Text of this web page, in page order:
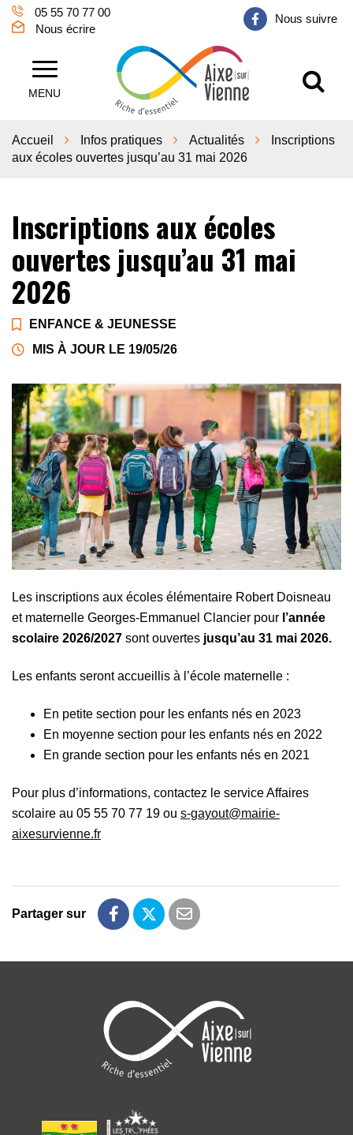
Gestion des traceurs
05 55 70 77 00
Nous écrire
Nous suivre
MENU Aixe sur Vienne
Accueil Infos pratiques Actualités
Inscriptions
aux écoles ouvertes jusqu’au 31 mai 2026
Inscriptions aux écoles
ouvertes jusqu’au 31 mai
2026
ENFANCE & JEUNESSE
MIS À JOUR LE 19/05/26
Les inscriptions aux écoles élémentaire Robert Doisneau
et maternelle Georges-Emmanuel Clancier pour l’année
scolaire 2026/2027 sont ouvertes jusqu’au 31 mai 2026.
Les enfants seront accueillis à l’école maternelle :
En petite section pour les enfants nés en 2023
En moyenne section pour les enfants nés en 2022
En grande section pour les enfants nés en 2021
Pour plus d’informations, contactez le service Affaires
scolaire au 05 55 70 77 19 ou s-gayout@mairie-
aixesurvienne.fr
Partager sur
Partager sur Facebook
Partager sur Twitter
Partager par email